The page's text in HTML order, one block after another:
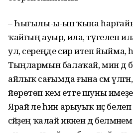
– Һығылы-ы-ып ҡына
ҡайғың ауыр, ила, түгелеп
ул, сереңде сир итеп йыйма,
Тыңлармын балаҡай, мин дә
айлыҡ сағымда ғына әсәм
йөрөтөп кем етте шуны
Ярай әле һин арыуыҡ иҫ
әсәйҙең ҡалай икәнен дә